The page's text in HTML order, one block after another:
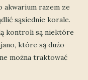
akwarium razem ze
sąsiednie korale.
kontroli są niektóre
które są dużo
można traktować